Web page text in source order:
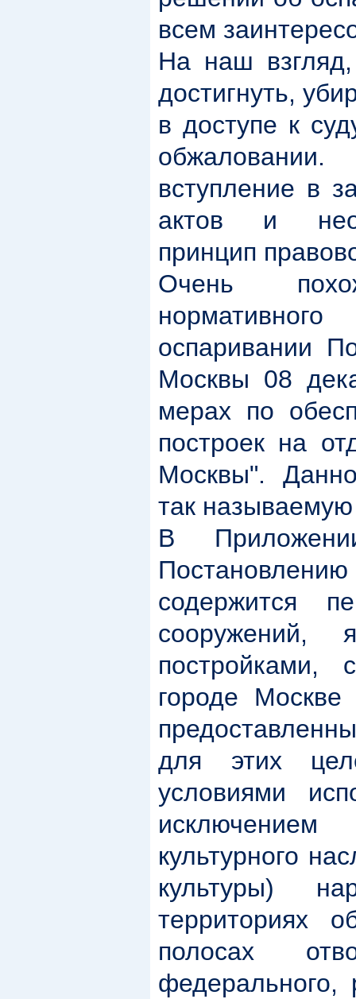
всем
На наш
достигнуть,
в доступе к
вступление в
актов и
принцип
Очень
оспаривании
Москвы 08
мерах по
построек на
Москвы".
так
В
содержится
сооружений,
постройками,
городе
для этих
условиями
культурного
культуры)
территориях
полосах
федерального,